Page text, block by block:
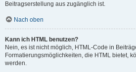
Beitragserstellung aus zugänglich ist.
Nach oben
Kann ich HTML benutzen?
Nein, es ist nicht möglich, HTML-Code in
Formatierungsmöglichkeiten, die HTML bietet,
werden.